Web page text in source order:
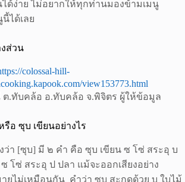
ด้ง่าย ไม่อยากให้ทุกท่านมองข้ามเมนู
ได้เลย
ส่วน
colossal-hill-
view153773.html
ต.ทับคล้อ อ.ทับคล้อ จ.พิจิตร ผู้ให้ข้อมูล
รือ ซุบ เขียนอย่างไร
ว่า [ซุบ] มี ๒ คำ คือ ซุบ เขียน ซ โซ่ สระอุ บ
โซ่ สระอุ ป ปลา แม้จะออกเสียงอย่าง
ยไม่เหมือนกัน คำว่า ซุบ สะกดด้วย บ ใบไม้